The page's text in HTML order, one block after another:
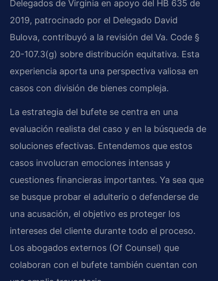
Delegados de Virginia en apoyo del HB 635 de
2019, patrocinado por el Delegado David
Bulova, contribuyó a la revisión del Va. Code §
20-107.3(g) sobre distribución equitativa. Esta
experiencia aporta una perspectiva valiosa en
casos con división de bienes compleja.
La estrategia del bufete se centra en una
evaluación realista del caso y en la búsqueda de
soluciones efectivas. Entendemos que estos
casos involucran emociones intensas y
cuestiones financieras importantes. Ya sea que
se busque probar el adulterio o defenderse de
una acusación, el objetivo es proteger los
intereses del cliente durante todo el proceso.
Los abogados externos (Of Counsel) que
colaboran con el bufete también cuentan con